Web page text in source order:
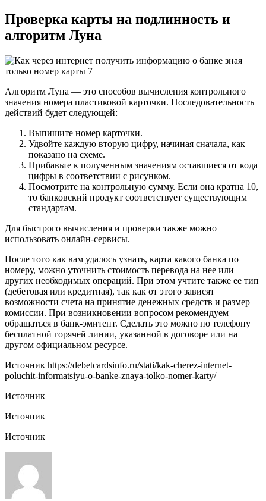
Проверка карты на подлинность и
алгоритм Луна
Алгоритм Луна — это способов вычисления контрольного
значения номера пластиковой карточки. Последовательность
действий будет следующей:
Выпишите номер карточки.
Удвойте каждую вторую цифру, начиная сначала, как
показано на схеме.
Прибавьте к полученным значениям оставшиеся от кода
цифры в соответствии с рисунком.
Посмотрите на контрольную сумму. Если она кратна 10,
то банковский продукт соответствует существующим
стандартам.
Для быстрого вычисления и проверки также можно
использовать онлайн-сервисы.
После того как вам удалось узнать, карта какого банка по
номеру, можно уточнить стоимость перевода на нее или
других необходимых операций. При этом учтите также ее тип
(дебетовая или кредитная), так как от этого зависят
возможности счета на принятие денежных средств и размер
комиссии. При возникновении вопросом рекомендуем
обращаться в банк-эмитент. Сделать это можно по телефону
бесплатной горячей линии, указанной в договоре или на
другом официальном ресурсе.
Источник https://debetcardsinfo.ru/stati/kak-cherez-internet-
poluchit-informatsiyu-o-banke-znaya-tolko-nomer-karty/
Источник
Источник
Источник